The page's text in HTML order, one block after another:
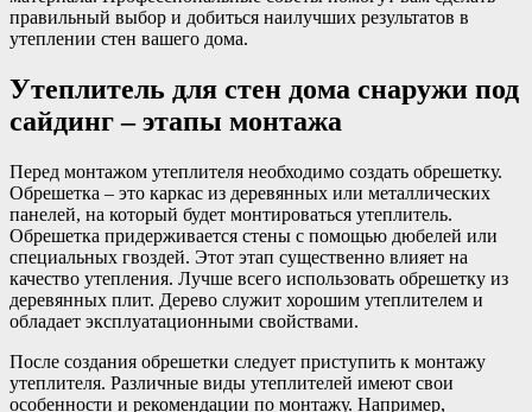
правильный выбор и добиться наилучших результатов в
утеплении стен вашего дома.
Утеплитель для стен дома снаружи под
сайдинг – этапы монтажа
Перед монтажом утеплителя необходимо создать обрешетку.
Обрешетка – это каркас из деревянных или металлических
панелей, на который будет монтироваться утеплитель.
Обрешетка придерживается стены с помощью дюбелей или
специальных гвоздей. Этот этап существенно влияет на
качество утепления. Лучше всего использовать обрешетку из
деревянных плит. Дерево служит хорошим утеплителем и
обладает эксплуатационными свойствами.
После создания обрешетки следует приступить к монтажу
утеплителя. Различные виды утеплителей имеют свои
особенности и рекомендации по монтажу. Например,